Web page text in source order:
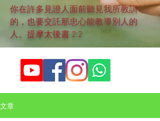
你在許多見證人面前聽見我所教訓
的，也要交託那忠心能教導別人的
人。提摩太後書 2:2
文章